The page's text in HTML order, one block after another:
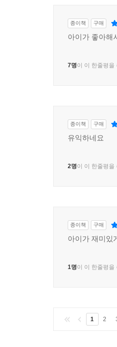
발표 잘하는 방법
훌륭한 전기를 쓰는
지도의 이해 270
더 알아보기 352
잠깐 퀴즈!
『학교에서 바로
종이책 구매
아이가 좋아해
7명이 이 한줄평을
종이책 구매
유익하네요
2명이 이 한줄평을
종이책 구매
아이가 재미있
1명이 이 한줄평을
1 2